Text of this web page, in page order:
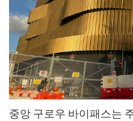
중앙 구로우 바이패스는